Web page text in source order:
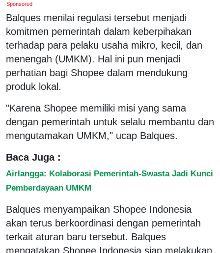
Sponsored
Balques menilai regulasi tersebut menjadi
komitmen pemerintah dalam keberpihakan
terhadap para pelaku usaha mikro, kecil, dan
menengah (UMKM). Hal ini pun menjadi
perhatian bagi Shopee dalam mendukung
produk lokal.
"Karena Shopee memiliki misi yang sama
dengan pemerintah untuk selalu membantu dan
mengutamakan UMKM," ucap Balques.
Baca Juga :
Airlangga: Kolaborasi Pemerintah-Swasta Jadi Kunci
Pemberdayaan UMKM
Balques menyampaikan Shopee Indonesia
akan terus berkoordinasi dengan pemerintah
terkait aturan baru tersebut. Balques
mengatakan Shopee Indonesia siap melakukan